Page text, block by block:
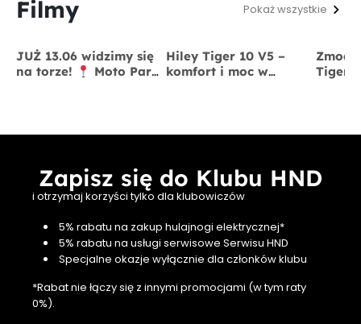
Filmy Pokaż wszystkie
JUŻ 13.06 widzimy się
na torze!
Moto Park
Hiley Tiger 10 V5 –
komfort i moc w
Tiger
Zapisz się do Klubu HND
i otrzymaj korzyści tylko dla klubowiczów
5% rabatu na zakup hulajnogi elektrycznej*
5% rabatu na usługi serwisowe Serwisu HND
Specjalne okazje wyłącznie dla członków klubu
*Rabat nie łączy się z innymi promocjami (w tym raty
0%).